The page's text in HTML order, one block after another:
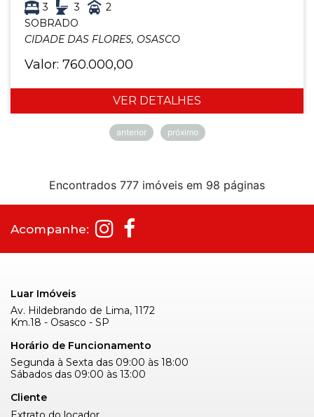
3 3
2
SOBRADO
CIDADE DAS FLORES, OSASCO
Valor: 760.000,00
VER DETALHES
anterior próximo
Encontrados 777 imóveis em 98 páginas
Acompanhe:
Luar Imóveis
Av. Hildebrando de Lima, 1172
Km.18 - Osasco - SP
Horário de Funcionamento
Segunda à Sexta das 09:00 às 18:00
Sábados das 09:00 às 13:00
Cliente